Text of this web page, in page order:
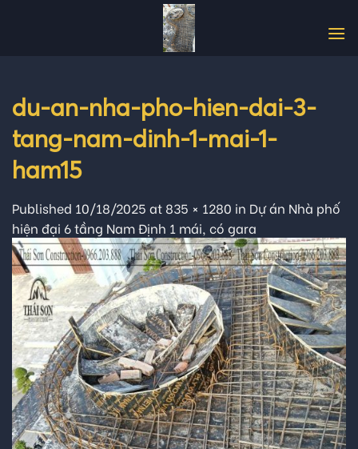
du-an-nha-pho-hien-dai-3-
tang-nam-dinh-1-mai-1-
ham15
Published 10/18/2025 at 835 × 1280 in Dự án Nhà phố
hiện đại 6 tầng Nam Định 1 mái, có gara